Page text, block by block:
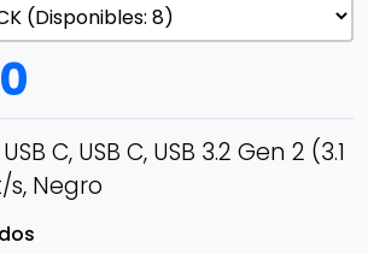
C, USB C, USB 3.2 Gen 2 (3.1
s, Negro